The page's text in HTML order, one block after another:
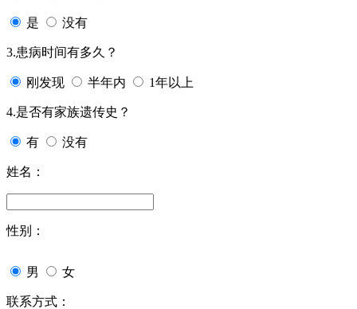
是 没有
3.患病时间有多久？
刚发现 半年内 1年以上
4.是否有家族遗传史？
有 没有
姓名：
性别：
男 女
联系方式：